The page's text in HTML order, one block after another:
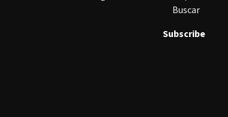
Buscar
Subscribe